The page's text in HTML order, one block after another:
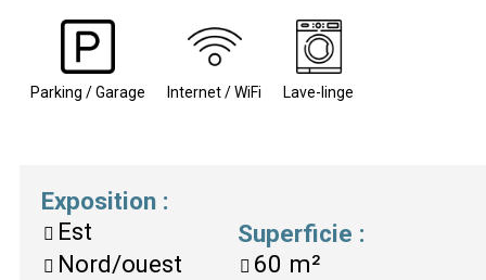
Parking / Garage Internet / WiFi Lave-linge
Exposition :
Est
Nord/ouest
Superficie :
60 m²